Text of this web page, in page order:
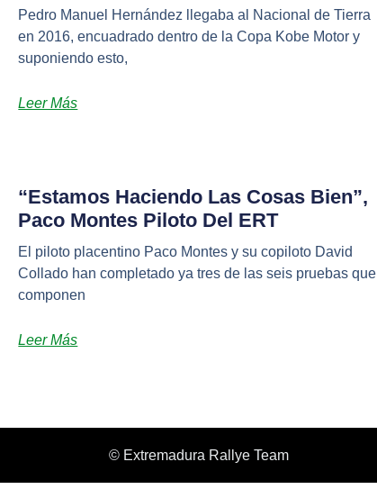
Pedro Manuel Hernández llegaba al Nacional de Tierra
en 2016, encuadrado dentro de la Copa Kobe Motor y
suponiendo esto,
Leer Más
“Estamos Haciendo Las Cosas Bien”,
Paco Montes Piloto Del ERT
El piloto placentino Paco Montes y su copiloto David
Collado han completado ya tres de las seis pruebas que
componen
Leer Más
© Extremadura Rallye Team